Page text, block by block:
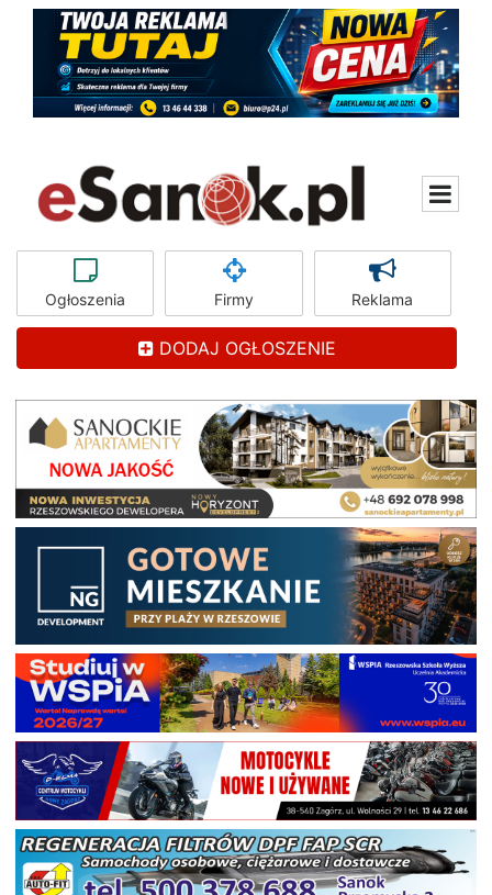
Ogłoszenia Firmy Reklama
DODAJ OGŁOSZENIE